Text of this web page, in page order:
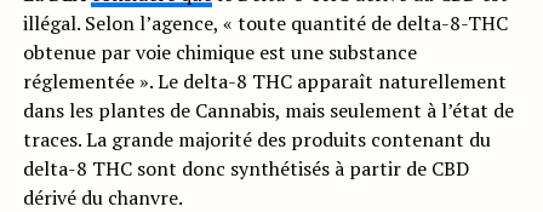
illégal. Selon l’agence, « toute quantité de delta-8-THC
obtenue par voie chimique est une substance
réglementée ». Le delta-8 THC apparaît naturellement
dans les plantes de Cannabis, mais seulement à l’état de
traces. La grande majorité des produits contenant du
delta-8 THC sont donc synthétisés à partir de CBD
dérivé du chanvre.